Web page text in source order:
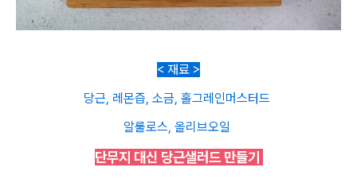
< 재료 >
당근, 레몬즙, 소금, 홀그레인머스터드
알룰로스, 올리브오일
단무지 대신 당근샐러드 만들기